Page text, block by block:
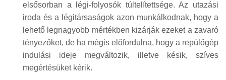
elsősorban a légi-folyosók túltelítettsége. Az utazási
iroda és a légitársaságok azon munkálkodnak, hogy a
lehető legnagyobb mértékben kizárják ezeket a zavaró
tényezőket, de ha mégis előfordulna, hogy a repülőgép
indulási ideje megváltozik, illetve késik, szíves
megértésüket kérik.